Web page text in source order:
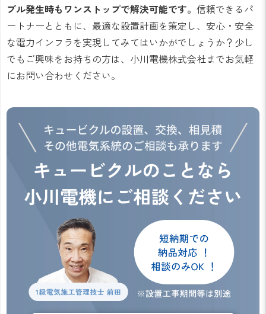
ブル発生時もワンストップで解決可能です。 信頼できるパ
ートナーとともに、最適な設置計画を策定し、安心・安全
な電力インフラを実現してみてはいかがでしょうか？少し
でもご興味をお持ちの方は、小川電機株式会社までお気軽
にお問い合わせください。